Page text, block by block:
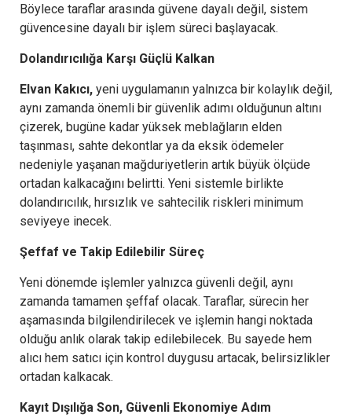
Böylece taraflar arasında güvene dayalı değil, sistem
güvencesine dayalı bir işlem süreci başlayacak.
Dolandırıcılığa Karşı Güçlü Kalkan
Elvan Kakıcı, yeni uygulamanın yalnızca bir kolaylık değil,
aynı zamanda önemli bir güvenlik adımı olduğunun altını
çizerek, bugüne kadar yüksek meblağların elden
taşınması, sahte dekontlar ya da eksik ödemeler
nedeniyle yaşanan mağduriyetlerin artık büyük ölçüde
ortadan kalkacağını belirtti. Yeni sistemle birlikte
dolandırıcılık, hırsızlık ve sahtecilik riskleri minimum
seviyeye inecek.
Şeffaf ve Takip Edilebilir Süreç
Yeni dönemde işlemler yalnızca güvenli değil, aynı
zamanda tamamen şeffaf olacak. Taraflar, sürecin her
aşamasında bilgilendirilecek ve işlemin hangi noktada
olduğu anlık olarak takip edilebilecek. Bu sayede hem
alıcı hem satıcı için kontrol duygusu artacak, belirsizlikler
ortadan kalkacak.
Kayıt Dışılığa Son, Güvenli Ekonomiye Adım